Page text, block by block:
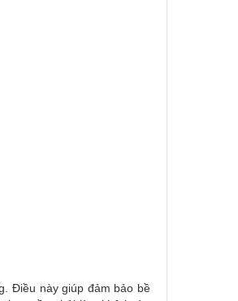
Điều này giúp đảm bảo bề